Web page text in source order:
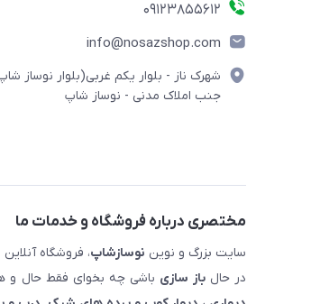
09123855612
info@nosazshop.com
شهرک ناز - بلوار یکم غربی(بلوار نوساز
جنب املاک مدنی - نوساز شاپ
مختصری درباره فروشگاه و خدمات ما
سایت بزرگ و نوین نوسازشاپ، فروشگاه آنلاین
در حالباز سازی باشی چه بخوای فقط حال و